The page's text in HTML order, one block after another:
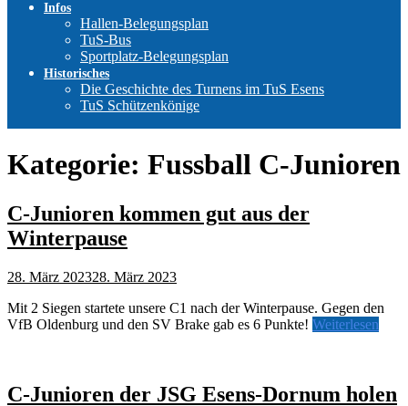
Infos
Hallen-Belegungsplan
TuS-Bus
Sportplatz-Belegungsplan
Historisches
Die Geschichte des Turnens im TuS Esens
TuS Schützenkönige
Kategorie: Fussball C-Junioren
C-Junioren kommen gut aus der
Winterpause
28. März 202328. März 2023
Mit 2 Siegen startete unsere C1 nach der Winterpause. Gegen den
VfB Oldenburg und den SV Brake gab es 6 Punkte! Weiterlesen
C-Junioren der JSG Esens-Dornum holen